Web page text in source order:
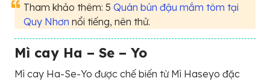
Tham khảo thêm: 5 Quán bún đậu mắm tôm tại
Quy Nhơn nổi tiếng, nên thử.
Mì cay Ha – Se – Yo
Mì cay Ha-Se-Yo được chế biến từ Mì Haseyo đặc